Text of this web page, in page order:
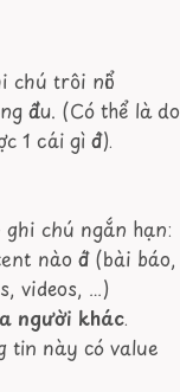
chú trôi nổi:
đầu. (Có thể là do
1 cái gì đó).
chú ngắn hạn:
nào đó (bài báo,
videos, …)
người khác.
tin này có value